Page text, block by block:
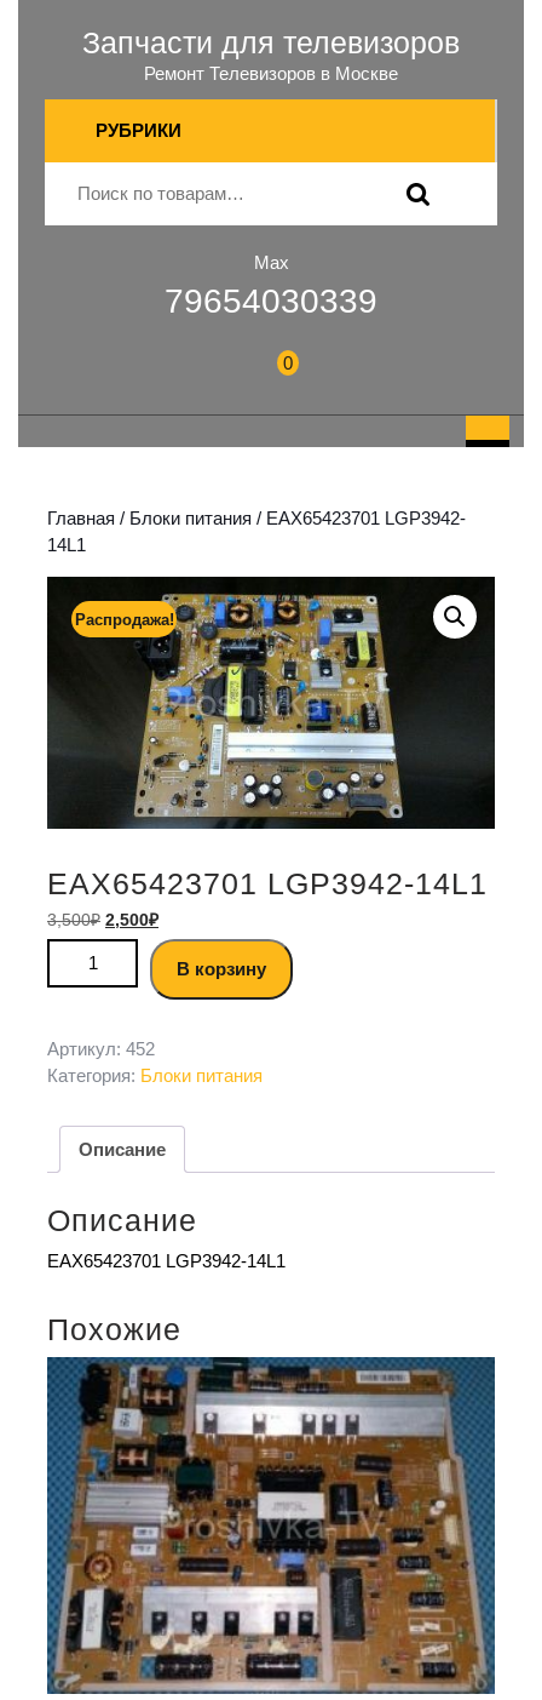
Запчасти для телевизоров
Ремонт Телевизоров в Москве
РУБРИКИ
Max
79654030339
0
Главная / Блоки питания / EAX65423701 LGP3942-
14L1
Распродажа!
EAX65423701 LGP3942-14L1
3,500₽ 2,500₽
В корзину
Артикул: 452
Категория: Блоки питания
Описание
Описание
EAX65423701 LGP3942-14L1
Похожие